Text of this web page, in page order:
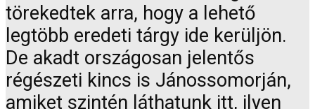
törekedtek arra, hogy a lehető
legtöbb eredeti tárgy ide kerüljön.
De akadt országosan jelentős
régészeti kincs is Jánossomorján,
amiket szintén láthatunk itt, ilyen